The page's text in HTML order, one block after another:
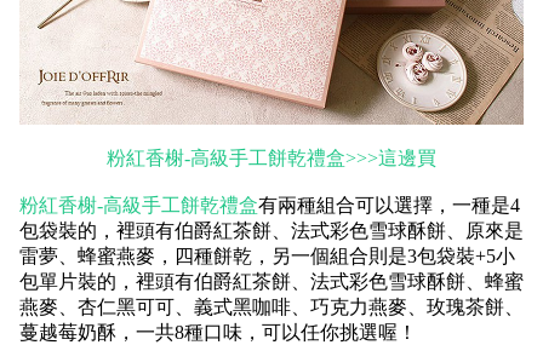
粉紅香榭-高級手工餅乾禮盒>>>這邊買
粉紅香榭-高級手工餅乾禮盒有兩種組合可以選擇，一種是4
包袋裝的，裡頭有伯爵紅茶餅、法式彩色雪球酥餅、原來是
雷夢、蜂蜜燕麥，四種餅乾，另一個組合則是3包袋裝+5小
包單片裝的，裡頭有伯爵紅茶餅、法式彩色雪球酥餅、蜂蜜
燕麥、杏仁黑可可、義式黑咖啡、巧克力燕麥、玫瑰茶餅、
蔓越莓奶酥，一共8種口味，可以任你挑選喔！